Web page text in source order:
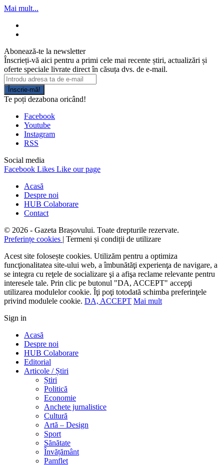
Mai mult...
Abonează-te la newsletter
Înscrieți-vă aici pentru a primi cele mai recente știri, actualizări și
oferte speciale livrate direct în căsuța dvs. de e-mail.
Înscrie-mă!
Te poți dezabona oricând!
Facebook
Youtube
Instagram
RSS
Social media
Facebook Likes Like our page
Acasă
Despre noi
HUB Colaborare
Contact
© 2026 - Gazeta Brașovului. Toate drepturile rezervate.
Preferințe cookies | Termeni și condiții de utilizare
Acest site folosește cookies. Utilizăm pentru a optimiza
funcţionalitatea site-ului web, a îmbunătăţi experienţa de navigare, a
se integra cu reţele de socializare şi a afişa reclame relevante pentru
interesele tale. Prin clic pe butonul "DA, ACCEPT" accepţi
utilizarea modulelor cookie. Îţi poţi totodată schimba preferinţele
privind modulele cookie. DA, ACCEPT Mai mult
Sign in
Acasă
Despre noi
HUB Colaborare
Editorial
Articole / Știri
Știri
Politică
Economie
Anchete jurnalistice
Cultură
Artă – Design
Sport
Sănătate
Învățământ
Pamflet